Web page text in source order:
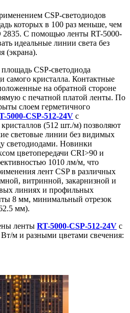
CSP-светодиодов
которых в 100 раз меньше, чем
2835. С помощью ленты RT-5000-
идеальные линии света без
(экрана).
CSP-светодиода
самого кристалла. Контактные
на обратной стороне
с печатной платой ленты. По
слоем герметичного
5000-CSP-512-24V с
(512 шт./м) позволяют
световые линии без видимых
светодиодами. Новинки
цветопередачи CRI>90 и
1010 лм/м, что
лент CSP в различных
витринной, закарнизной и
линиях и профильных
8 мм, минимальный отрезок
мм).
ленты RT-5000-CSP-512-24V с
м и разными цветами свечения: